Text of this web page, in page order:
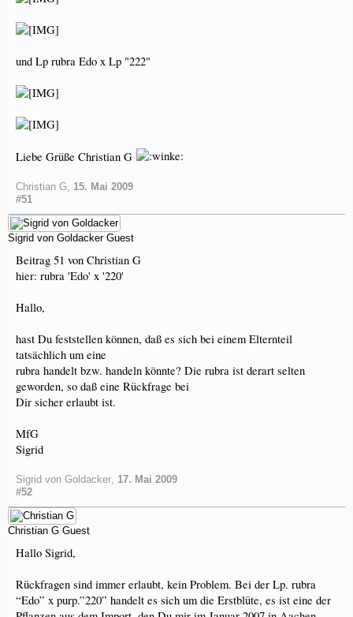
und Lp rubra Edo x Lp "222"
Liebe Grüße Christian G
Christian G, 15. Mai 2009
#51
Sigrid von Goldacker Guest
Beitrag 51 von Christian G
hier: rubra 'Edo' x '220'
Hallo,
hast Du feststellen können, daß es sich bei einem Elternteil
tatsächlich um eine
rubra handelt bzw. handeln könnte? Die rubra ist derart selten
geworden, so daß eine Rückfrage bei
Dir sicher erlaubt ist.
MfG
Sigrid
Sigrid von Goldacker, 17. Mai 2009
#52
Christian G Guest
Hallo Sigrid,
Rückfragen sind immer erlaubt, kein Problem. Bei der Lp. rubra
“Edo” x purp.”220” handelt es sich um die Erstblüte, es ist eine der